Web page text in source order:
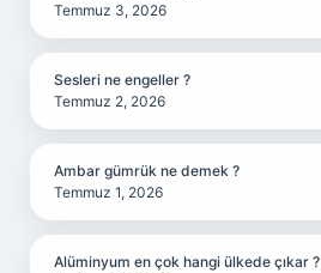
Temmuz 3, 2026
Sesleri ne engeller ?
Temmuz 2, 2026
Ambar gümrük ne demek ?
Temmuz 1, 2026
Alüminyum en çok hangi ülkede çıkar ?